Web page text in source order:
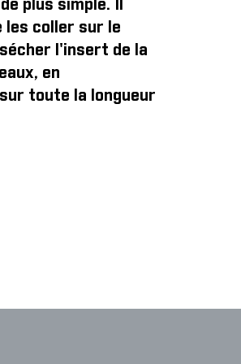
plus simple. Il
les coller sur le
l'insert de la
en
toute la longueur